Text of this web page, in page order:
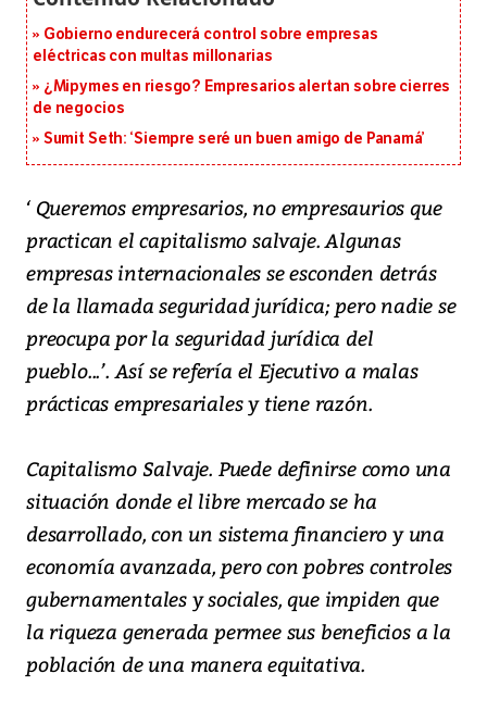
Gobierno endurecerá control sobre empresas
eléctricas con multas millonarias
¿Mipymes en riesgo? Empresarios alertan sobre cierres
de negocios
Sumit Seth: ‘Siempre seré un buen amigo de Panamá’
‘ Queremos empresarios, no empresaurios que
practican el capitalismo salvaje. Algunas
empresas internacionales se esconden detrás
de la llamada seguridad jurídica; pero nadie se
preocupa por la seguridad jurídica del
pueblo...’. Así se refería el Ejecutivo a malas
prácticas empresariales y tiene razón.
Capitalismo Salvaje. Puede definirse como una
situación donde el libre mercado se ha
desarrollado, con un sistema financiero y una
economía avanzada, pero con pobres controles
gubernamentales y sociales, que impiden que
la riqueza generada permee sus beneficios a la
población de una manera equitativa.